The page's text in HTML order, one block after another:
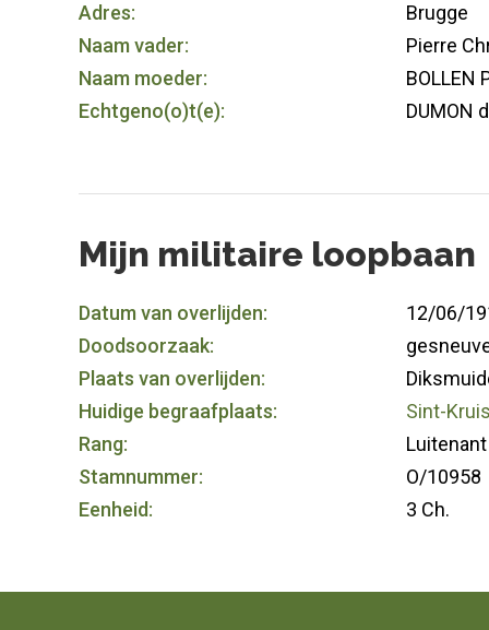
Adres:
Brugge
Naam vader:
Pierre
Naam moeder:
BOLLEN
Echtgeno(o)t(e):
DUMON
Mijn militaire loopbaan
Datum van overlijden:
12/06/
Doodsoorzaak:
Plaats van overlijden:
Huidige begraafplaats:
Sint-
Rang:
Stamnummer:
O/10958
Eenheid:
3 Ch.